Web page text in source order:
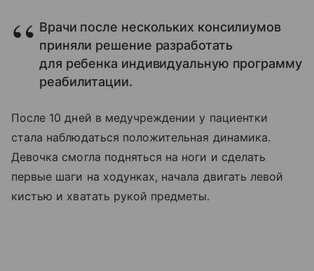
Врачи после нескольких консилиумов
приняли решение разработать
для ребенка индивидуальную программу
реабилитации.
После 10 дней в медучреждении у пациентки
стала наблюдаться положительная динамика.
Девочка смогла подняться на ноги и сделать
первые шаги на ходунках, начала двигать левой
кистью и хватать рукой предметы.